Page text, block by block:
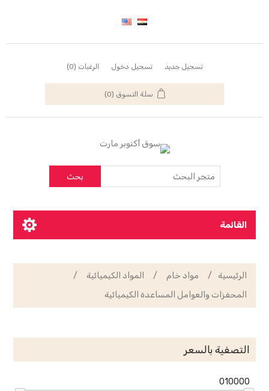
تسجيل جديد تسجيل دخول الرغبات (0)
سلة التسوق (0)
بحث
القائمة
الرئيسية / مواد خام / المواد الكيميائية
/
المحفزات والعوامل المساعدة الكيميائية
التصفية بالسعر
010000